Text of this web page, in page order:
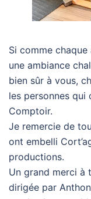
Si comme
une ambiance
bien sûr à vous,
les personnes
Comptoir.
Je remercie de
ont embelli
productions.
Un grand merci à
dirigée par